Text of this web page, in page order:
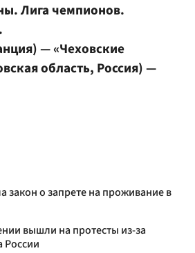
Лига чемпионов.
— «Чеховские
область, Россия) —
закон о запрете на проживание в
вышли на протесты из-за
России